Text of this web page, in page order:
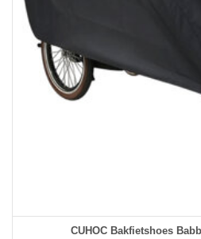
CUHOC Bakfietshoes